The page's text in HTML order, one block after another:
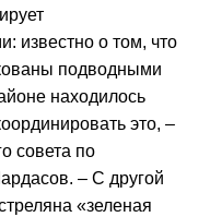
известно о том, что
подводными
находилось
это, –
совета по
– С другой
«зеленая